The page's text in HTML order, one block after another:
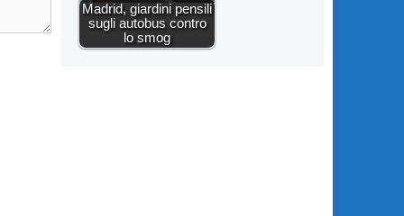
Madrid, giardini pensili
sugli autobus contro
lo smog